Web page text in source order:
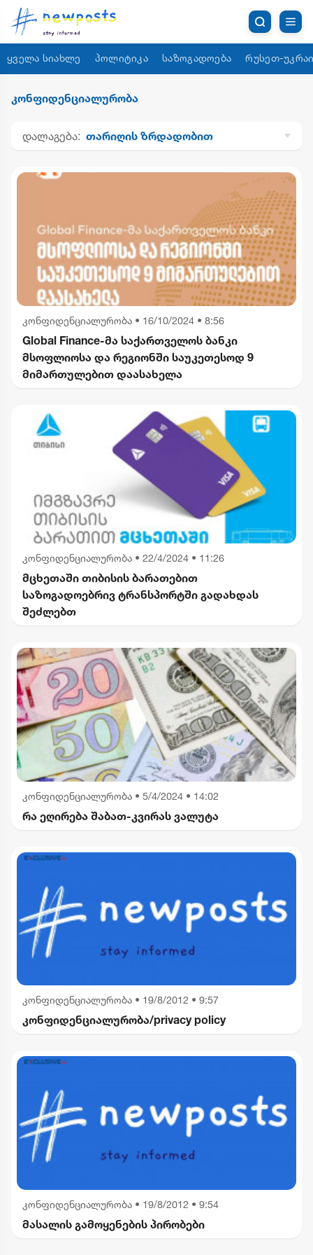
ყველა სიახლე პოლიტიკა საზოგადოება რუსეთ-
კონფიდენციალურობა
დალაგება: თარიღის ზრდადობით
კონფიდენციალურობა • 16/10/2024 • 8:56
Global Finance-მა საქართველოს ბანკი
მსოფლიოსა და რეგიონში საუკეთესოდ 9
მიმართულებით დაასახელა
კონფიდენციალურობა • 22/4/2024 • 11:26
მცხეთაში თიბისის ბარათებით
საზოგადოებრივ ტრანსპორტში გადახდას
შეძლებთ
კონფიდენციალურობა • 5/4/2024 • 14:02
რა ეღირება შაბათ-კვირას ვალუტა
კონფიდენციალურობა • 19/8/2012 • 9:57
კონფიდენციალურობა/privacy policy
კონფიდენციალურობა • 19/8/2012 • 9:54
მასალის გამოყენების პირობები